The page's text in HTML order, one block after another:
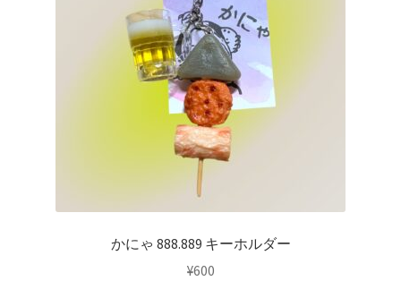
かにゃ 888.889 キーホルダー
¥600